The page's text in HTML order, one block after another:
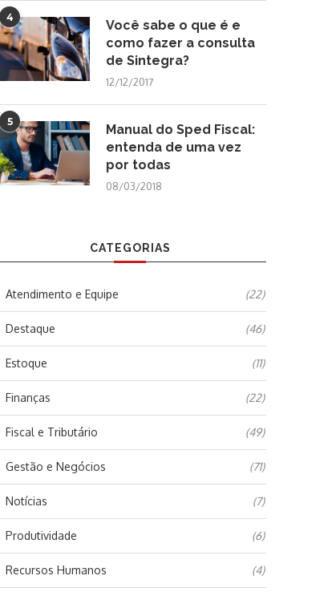
4
Você sabe o que é e
como fazer a consulta
de Sintegra?
12/12/2017
5
Manual do Sped Fiscal:
entenda de uma vez
por todas
08/03/2018
CATEGORIAS
Atendimento e Equipe (22)
Destaque (46)
Estoque (11)
Finanças (22)
Fiscal e Tributário (49)
Gestão e Negócios (71)
Notícias (7)
Produtividade (6)
Recursos Humanos (4)